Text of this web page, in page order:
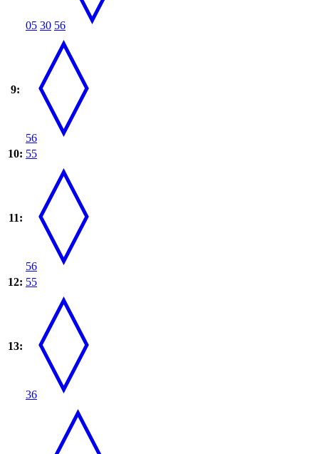
05 30 56
9:
56
10: 55
11:
56
12: 55
13:
36